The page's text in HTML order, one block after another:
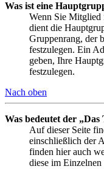
Was ist eine
Wenn Sie Mitglied
dient die
Gruppenrang, der
festzulegen. Ein
geben, Ihre
festzulegen.
Nach oben
Was bedeutet der
Auf dieser Seite
einschließlich der
finden hier auch
diese im Einzelnen